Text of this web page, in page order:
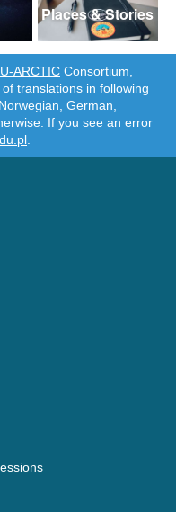
Places & Stories
ARCTIC Consortium,
translations in following
German,
If you see an error